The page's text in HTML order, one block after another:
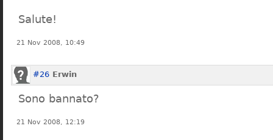
Salute!
21 Nov 2008, 10:49
#26 Erwin
Sono bannato?
21 Nov 2008, 12:19